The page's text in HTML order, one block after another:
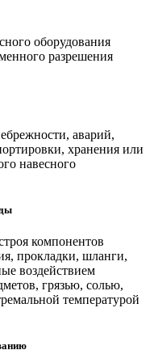
оборудования
разрешения
аварий,
хранения или
навесного
компонентов
прокладки, шланги,
воздействием
грязью, солью,
температурой